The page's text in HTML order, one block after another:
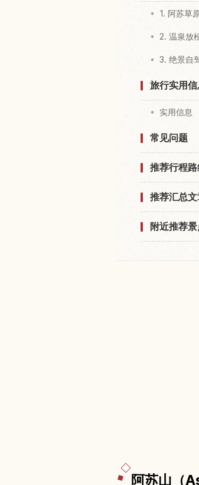
1. 阿苏草
2. 温泉放
3. 绝景自
旅行实用
实用信息
常见问题
推荐行程
推荐汇总
附近推荐景
阿苏山（